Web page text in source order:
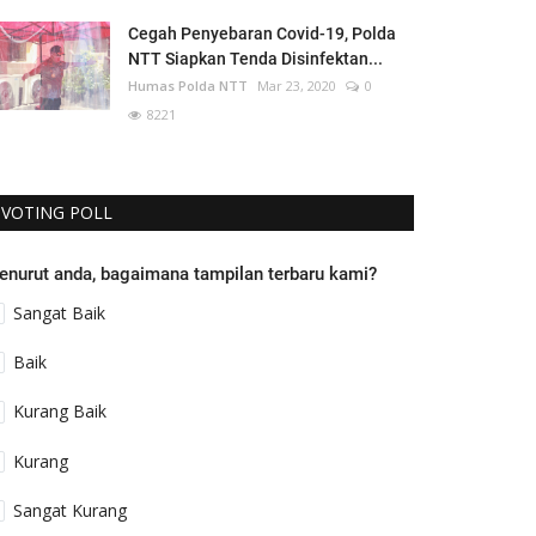
Cegah Penyebaran Covid-19, Polda
NTT Siapkan Tenda Disinfektan...
Humas Polda NTT Mar 23, 2020
0
8221
VOTING POLL
anda, bagaimana tampilan terbaru kami?
Sangat Baik
Baik
Kurang Baik
Kurang
Sangat Kurang